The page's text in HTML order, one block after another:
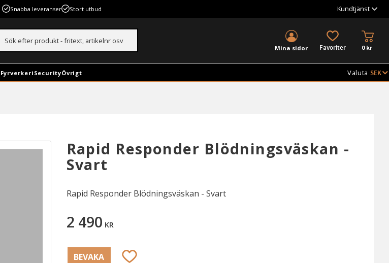
Snabba leveranser Stort utbud Kundtjänst
Mina sidor FAVORITER 0kr
Fyrverkeri SecurityÖvrigt Valuta
Rapid Responder Blödningsväskan -
Svart
Rapid Responder Blödningsväskan - Svart
2 490 KR
Lägg till i favoriter
BEVAKA